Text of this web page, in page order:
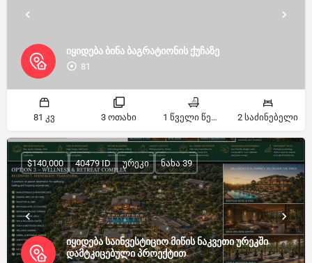
იყიდება ბინა ბაგრატიონის ქუჩაზე
81
81 კვ 3 ოთახი 1 წველი წერტილი 2 საძინებელი
იყიდება საინვესტიციო მიწის ნაკვეთი ურეკში
დამტკიცებული პროექტით
$140,000 40479 ID ურეკი ნახა 39